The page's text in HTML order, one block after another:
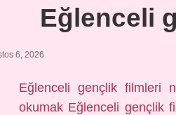
Eğlenceli
6, 2026
Eğlenceli gençlik filmleri
okumak Eğlenceli gençlik